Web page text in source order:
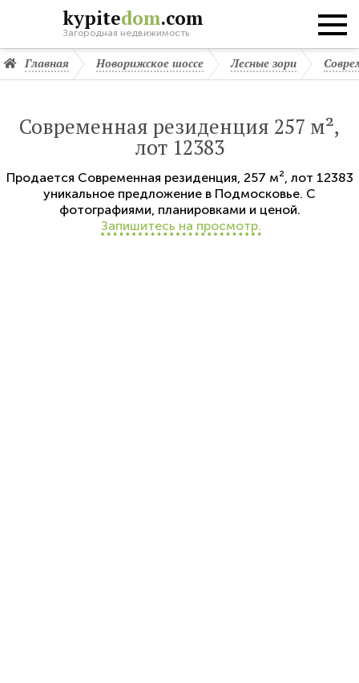
kypitedom.com
Загородная недвижимость
Главная Новорижское шоссе Лесные зори
Современная резиденция 257 м²,
лот 12383
Продается Современная резиденция, 257 м², лот 12383
уникальное предложение в Подмосковье. С
фотографиями, планировками и ценой.
Запишитесь на просмотр.